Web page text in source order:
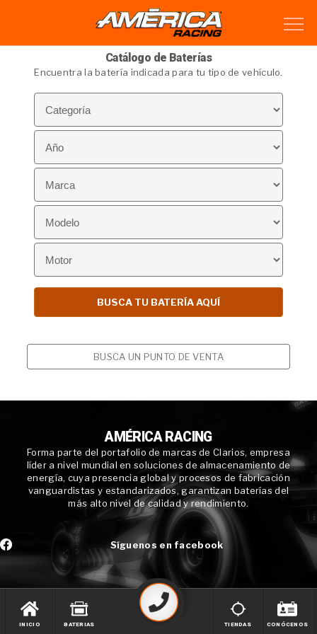
Catálogo de Baterías
Encuentra la batería indicada para tu tipo de vehículo.
BUSCA UN PUNTO DE VENTA
AMÉRICA RACING
Forma parte del portafolio de marcas de Clarios, empresa
líder a nivel mundial en soluciones de almacenamiento de
energía, cuya presencia global y procesos de fabricación
vanguardistas y estandarizados, garantizan baterías del
más alto nivel de calidad y rendimiento.
Síguenos en facebook
INICIO BATERIAS TIENDAS CONÓCENOS